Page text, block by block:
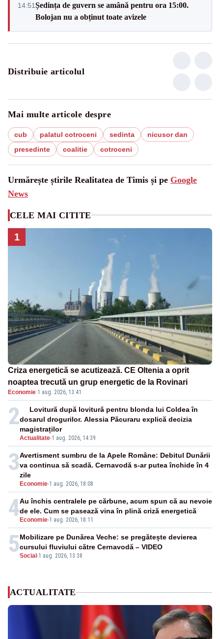
14:51Ședința de guvern se amână pentru ora 15:00.
Bolojan nu a obținut toate avizele
Distribuie articolul
Mai multe articole despre
cub palatul cotroceni sedinta
nicusor dan
presedinte
coalitie cotroceni
Urmărește știrile Realitatea de Timis și pe Google
News
CELE MAI CITITE
1
Criza energetică se acutizează. CE Oltenia a oprit
noaptea trecută un grup energetic de la Rovinari
Economie·1 aug. 2026, 13:41
2
Actualitate-1 aug. 2026, 14:39
Lovitură după lovitură pentru blonda lui Coldea în
dosarul drogurilor. Alessia Păcuraru explică decizia
magistraților
3
Economie-1 aug. 2026, 18:08
Avertisment sumbru de la Apele Române: Debitul Dunării
va continua să scadă. Cernavodă s-ar putea închide în 4
zile
4 Economie-1 aug. 2026, 18:11
Au închis centralele pe cărbune, acum spun că au nevoie
de ele. Cum se pasează vina în plină criză energetică
5Social -1 aug. 2026, 13:38
Mobilizare pe Dunărea Veche: se pregătește devierea
cursului fluviului către Cernavodă – VIDEO
ACTUALITATE